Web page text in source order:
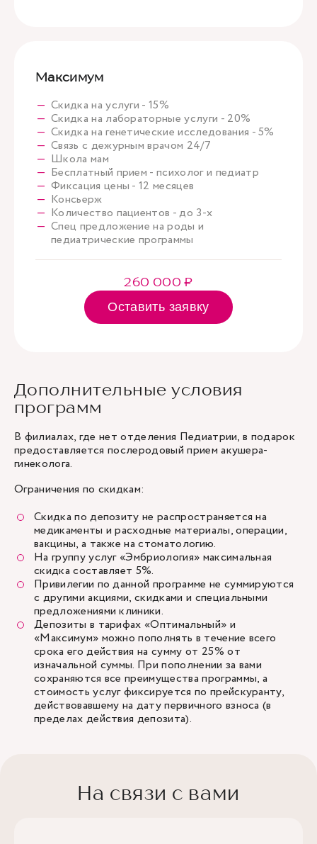
Максимум
Скидка на услуги - 15%
Скидка на лабораторные услуги - 20%
Скидка на генетические исследования - 5%
Связь с дежурным врачом 24/7
Школа мам
Бесплатный прием - психолог и педиатр
Фиксация цены - 12 месяцев
Консьерж
Количество пациентов - до 3-х
Спец предложение на роды и
педиатрические программы
260 000 ₽
Оставить заявку
Дополнительные условия
программ
В филиалах, где нет отделения Педиатрии, в подарок
предоставляется послеродовый прием акушера-
гинеколога.
Ограничения по скидкам:
Скидка по депозиту не распространяется на
медикаменты и расходные материалы, операции,
вакцины, а также на стоматологию.
На группу услуг «Эмбриология» максимальная
скидка составляет 5%.
Привилегии по данной программе не суммируются
с другими акциями, скидками и специальными
предложениями клиники.
Депозиты в тарифах «Оптимальный» и
«Максимум» можно пополнять в течение всего
срока его действия на сумму от 25% от
изначальной суммы. При пополнении за вами
сохраняются все преимущества программы, а
стоимость услуг фиксируется по прейскуранту,
действовавшему на дату первичного взноса (в
пределах действия депозита).
На связи с вами